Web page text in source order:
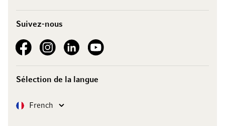
Suivez-nous
See our FacebookSee our Instagram account
See our LinkedInSee our YouTube channel
Sélection de la langue
LangueFrench